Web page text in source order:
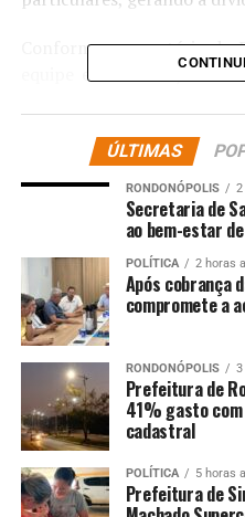
Conforme o secretário de
equipe econômica já deu
o pagamento parcelado,
total em parcelas menores,
descontos ao município.
que está em fase de
secretário Marcelo Bussiki.
Falta, ainda, o parecer
Município (PGM) para
necessária.
Secretaria de Governo,
Câmara Municipal de
Uma das metas, a partir da
que Cuiabá atinja o
ÚLTIMAS
RONDONÓPOLIS 2
Secretaria de
ao bem-estar
POLÍTICA 2 horas
Após cobrança
compromete a
RONDONÓPOLIS 3
Prefeitura de
41% gasto
cadastral
POLÍTICA 5 horas
Prefeitura de